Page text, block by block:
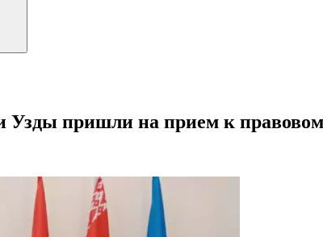
Узды пришли на прием к